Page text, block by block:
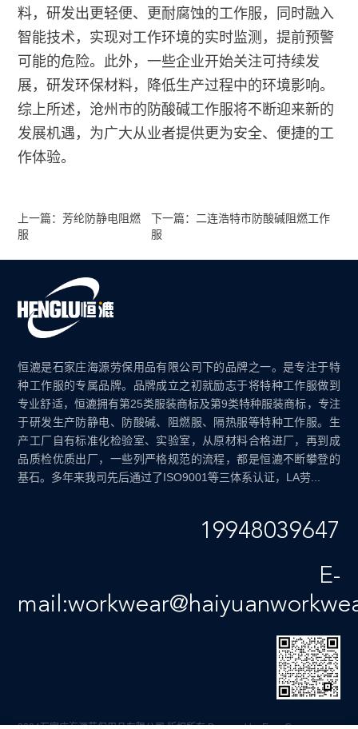
料，研发出更轻便、更耐腐蚀的工作服，同时融入
智能技术，实现对工作环境的实时监测，提前预警
可能的危险。此外，一些企业开始关注可持续发
展，研发环保材料，降低生产过程中的环境影响。
综上所述，沧州市的防酸碱工作服将不断迎来新的
发展机遇，为广大从业者提供更为安全、便捷的工
作体验。
上一篇：芳纶防静电阻燃
服
下一篇：二连浩特市防酸碱阻燃工作
服
恒漉是石家庄海源劳保用品有限公司下的品牌之一。是专注于特
种工作服的专属品牌。品牌成立之初就励志于将特种工作服做到
专业舒适，恒漉拥有第25类服装商标及第9类特种服装商标，专注
于研发生产防静电、防酸碱、阻燃服、隔热服等特种工作服。生
产工厂自有标准化检验室、实验室，从原材料合格进厂，再到成
品质检优质出厂，一些列严格规范的流程，都是恒漉不断攀登的
基石。多年来我司先后通过了ISO9001等三体系认证，LA劳...
19948039647
E-